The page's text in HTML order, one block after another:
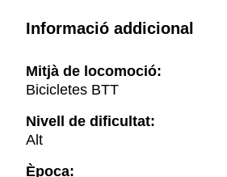
Informació addicional
Mitjà de locomoció:
Bicicletes BTT
Nivell de dificultat:
Alt
Època: